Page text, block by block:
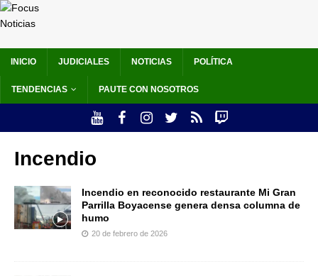
INICIO JUDICIALES NOTICIAS POLÍTICA
TENDENCIAS PAUTE CON NOSOTROS
Incendio
Incendio en reconocido restaurante Mi Gran
Parrilla Boyacense genera densa columna de
humo
20 de febrero de 2026